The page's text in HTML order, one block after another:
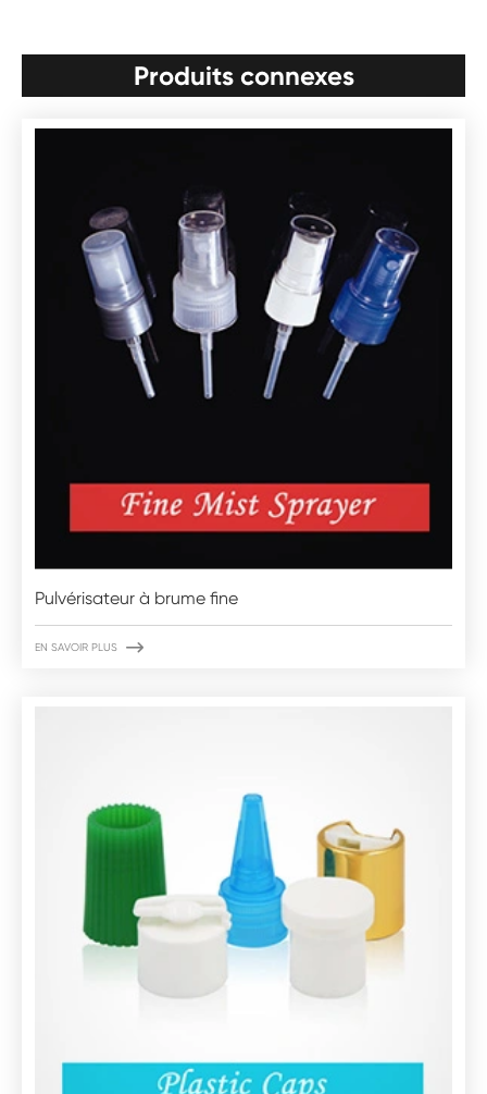
Produits connexes
Pulvérisateur à brume fine
EN SAVOIR PLUS 